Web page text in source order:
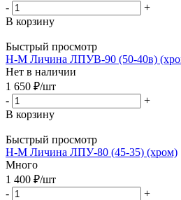
-
+
В корзину
Быстрый просмотр
Н-М Личина ЛПУВ-90 (50-40в)
Нет в наличии
1 650 ₽/шт
-
+
В корзину
Быстрый просмотр
Н-М Личина ЛПУ-80 (45-35) (хром)
Много
1 400 ₽/шт
-
+